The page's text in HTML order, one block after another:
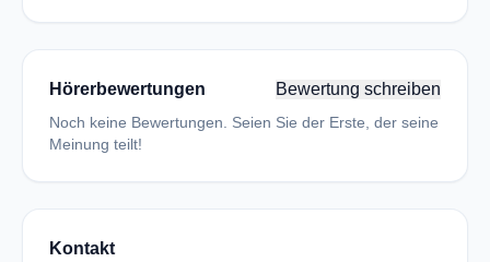
Hörerbewertungen Bewertung schreiben
Noch keine Bewertungen. Seien Sie der Erste, der seine
Meinung teilt!
Kontakt